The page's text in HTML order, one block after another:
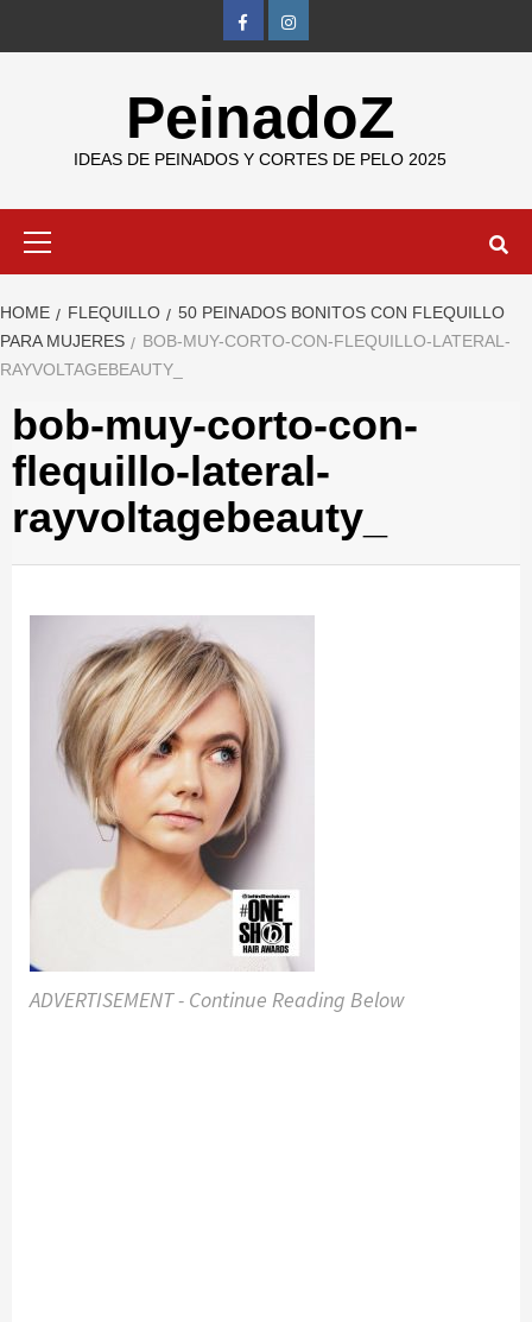
FB IG
PeinadoZ
IDEAS DE PEINADOS Y CORTES DE PELO 2025
HOME FLEQUILLO
50 PEINADOS BONITOS CON FLEQUILLO
PARA MUJERES
BOB-MUY-CORTO-CON-FLEQUILLO-LATERAL-
RAYVOLTAGEBEAUTY_
bob-muy-corto-con-
flequillo-lateral-
rayvoltagebeauty_
ADVERTISEMENT - Continue Reading Below